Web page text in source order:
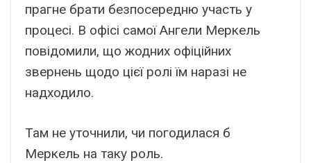
прагне брати безпосередню участь у
процесі. В офісі самої Ангели Меркель
повідомили, що жодних офіційних
звернень щодо цієї ролі їм наразі не
надходило.
Там не уточнили, чи погодилася б
Меркель на таку роль.